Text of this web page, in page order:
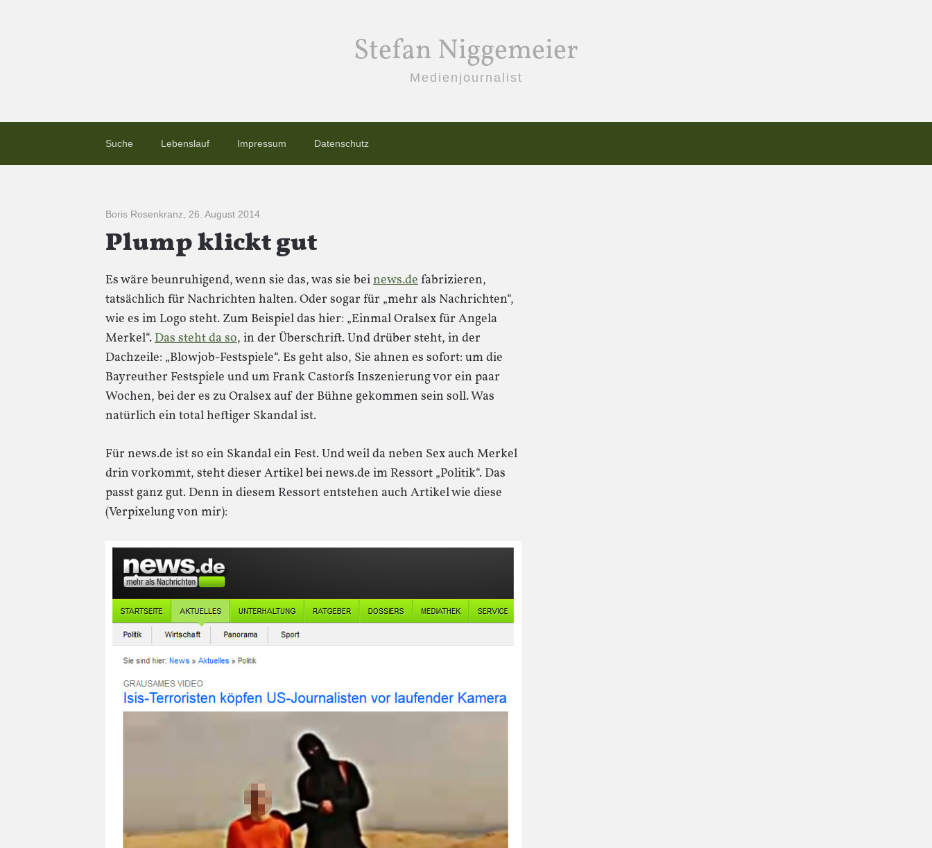
Stefan Niggemeier
Medienjournalist
Suche Lebenslauf Impressum Datenschutz
Boris Rosenkranz 26. August 2014
Plump klickt gut
Es wäre beunruhigend, wenn sie das, was sie beinews.defabrizieren,
tatsächlich für Nachrichten halten. Oder sogar für „mehr als Nachrichten“,
wie es im Logo steht. Zum Beispiel das hier: „Einmal Oralsex für Angela
Merkel“.Das steht da so, in der Überschrift. Und drüber steht, in der
Dachzeile: „Blowjob-Festspiele“. Es geht also, Sie ahnen es sofort: um die
Bayreuther Festspiele und um Frank Castorfs Inszenierung vor ein paar
Wochen, bei der es zu Oralsex auf der Bühne gekommen sein soll. Was
natürlich ein total heftiger Skandal ist.
Für news.de ist so ein Skandal ein Fest. Und weil da neben Sex auch Merkel
drin vorkommt, steht dieser Artikel bei news.de im Ressort „Politik“. Das
passt ganz gut. Denn in diesem Ressort entstehen auch Artikel wie diese
(Verpixelung von mir):